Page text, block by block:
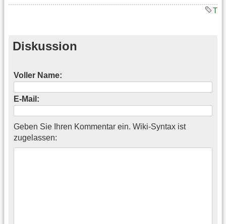
T
Diskussion
Voller Name:
E-Mail:
Geben Sie Ihren Kommentar ein. Wiki-Syntax ist
zugelassen: